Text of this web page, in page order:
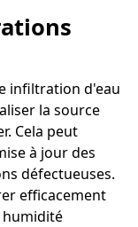
infiltration d'eau
la source
Cela peut
à jour des
défectueuses.
efficacement
humidité